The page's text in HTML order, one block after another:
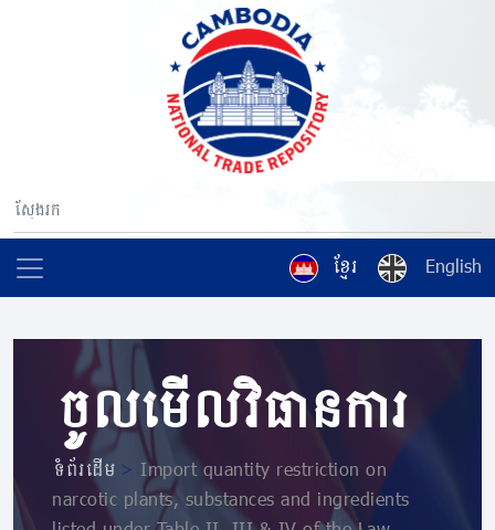
ខ្មែរ English
ចូលមើលវិធានការ
ទំព័រដើម> Import quantity restriction on
narcotic plants, substances and ingredients